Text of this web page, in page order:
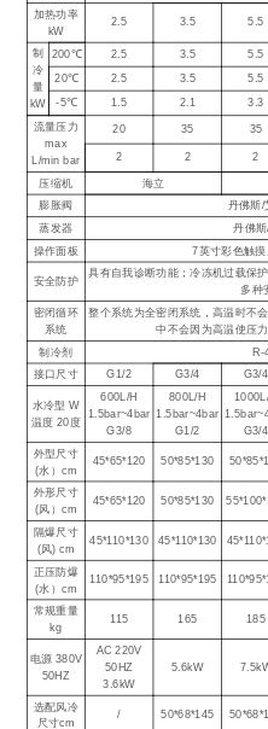
加热功率
kW
2.5 3.5 5.5
制
冷
量
kW
200℃ 2.5 3.5 5.5
20℃ 2.5 3.5 5.5
-5℃
1.5 2.1 3.3
流量压力
max
L/min bar
20 35 35
2 2 2
压缩机
海立
膨胀阀
丹佛斯/
蒸发器
丹佛
操作面板
7英寸彩色触
安全防护
具有自我诊断功能；冷冻机过载保
多种
密闭循环
系统
整个系统为全密闭系统，高温时不
中不会因为高温使压
制冷剂 R-
接口尺寸 G1/2 G3/4 G3/4
水冷型 W
温度 20度
600L/H
1.5bar~4bar
G3/8
800L/H
1.5bar~4bar
G1/2
G3/4
外型尺寸
(水）cm
45*65*120 50*85*130
外形尺寸
(风）cm
45*65*120 50*85*130
隔爆尺寸
(风) cm
45*110*130 45*110*130
正压防爆
(水）cm
110*95*195 110*95*195
常规重量
kg
115 165 185
电源 380V
50HZ
AC 220V
50HZ
3.6kW
5.6kW
选配风冷
尺寸cm
/ 50*68*145